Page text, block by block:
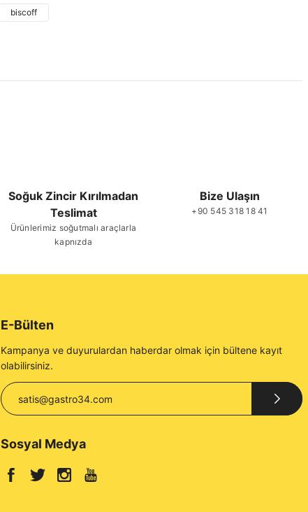
Gönder
biscoff
Soğuk Zincir Kırılmadan
Teslimat
Ürünlerimiz soğutmalı araçlarla
kapnızda
Bize Ulaşın
+90 545 318 18 41
E-Bülten
Kampanya ve duyurulardan haberdar olmak için bültene kayıt
olabilirsiniz.
Sosyal Medya